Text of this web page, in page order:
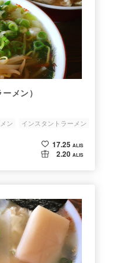
メン）
ン インスタントラーメン
17.25 ALIS
2.20 ALIS